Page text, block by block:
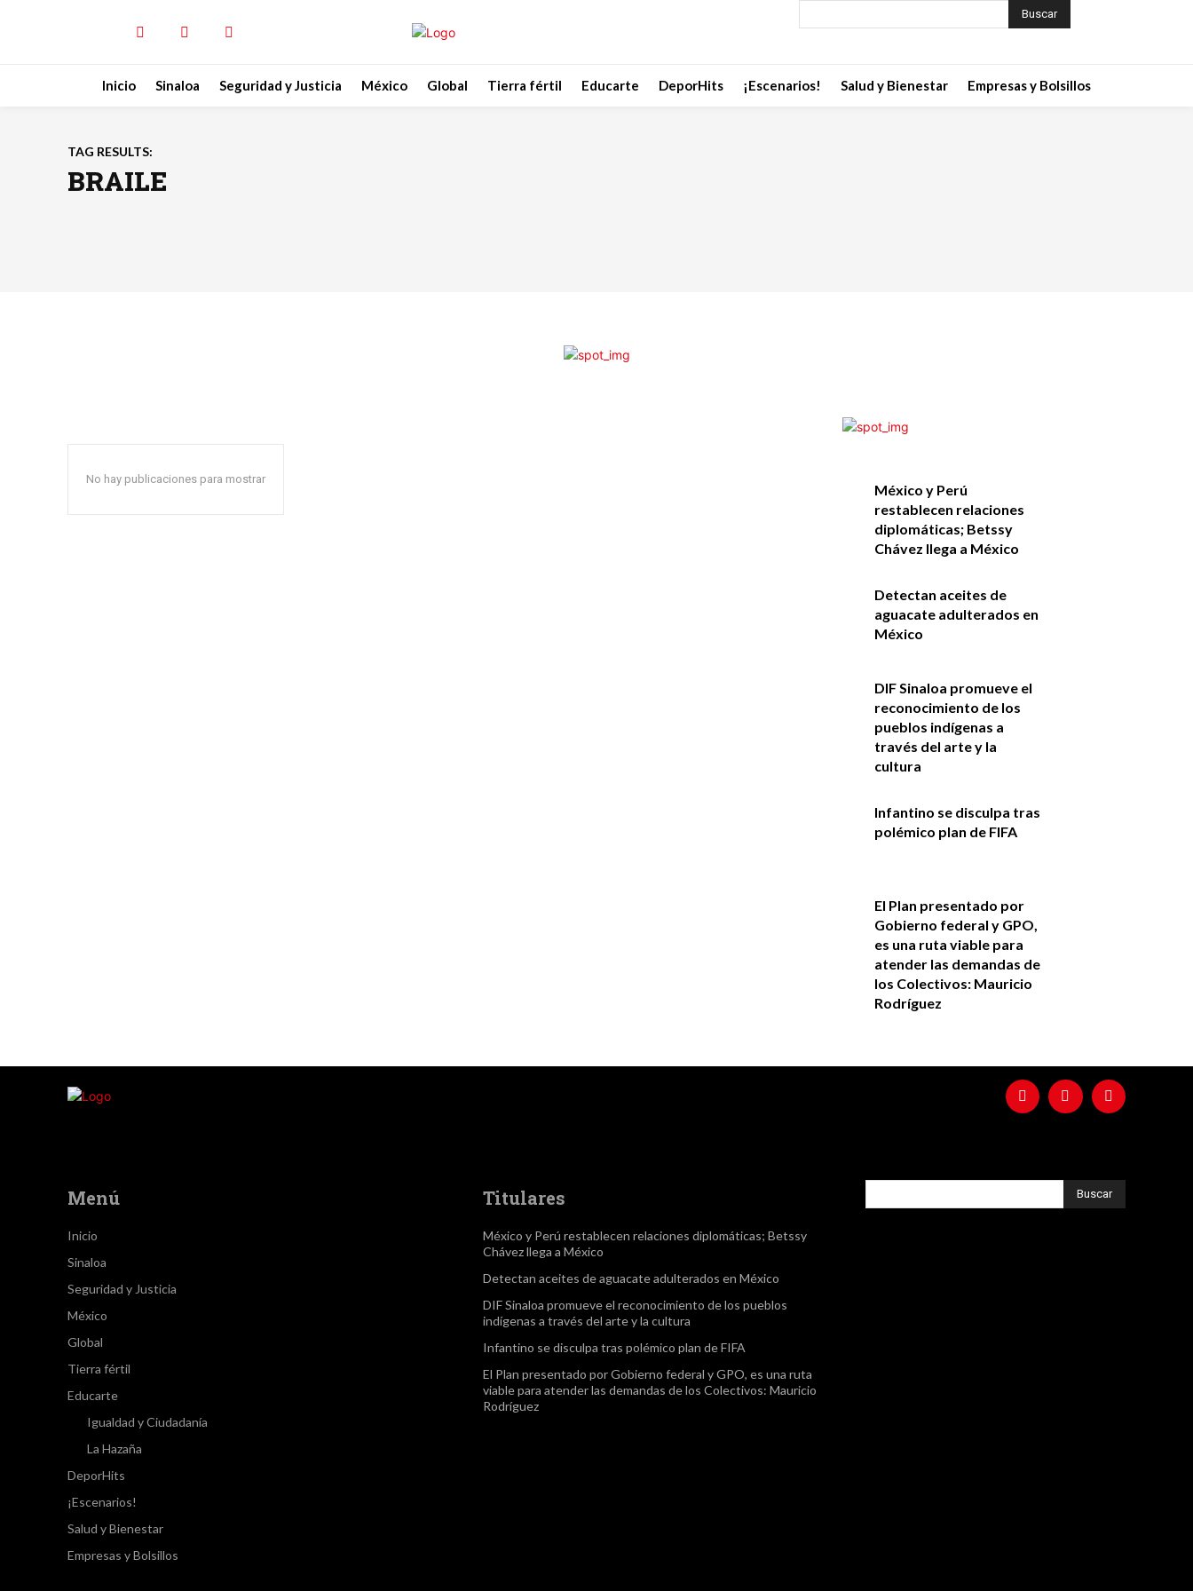
Buscar
Inicio Sinaloa Seguridad y Justicia México Global Tierra fértil Educarte DeporHits ¡Escenarios! Salud y Bienestar Empresas y Bolsillos
TAG RESULTS:
BRAILE
No hay publicaciones para mostrar
México y Perú
restablecen relaciones
diplomáticas; Betssy
Chávez llega a México
Detectan aceites de
aguacate adulterados en
México
DIF Sinaloa promueve el
reconocimiento de los
pueblos indígenas a
través del arte y la
cultura
Infantino se disculpa tras
polémico plan de FIFA
El Plan presentado por
Gobierno federal y GPO,
es una ruta viable para
atender las demandas de
los Colectivos: Mauricio
Rodríguez
Menú
Inicio
Sinaloa
Seguridad y Justicia
México
Global
Tierra fértil
Educarte
Igualdad y Ciudadanía
La Hazaña
DeporHits
¡Escenarios!
Salud y Bienestar
Empresas y Bolsillos
Titulares
México y Perú restablecen relaciones diplomáticas; Betssy
Chávez llega a México
Detectan aceites de aguacate adulterados en México
DIF Sinaloa promueve el reconocimiento de los pueblos
indígenas a través del arte y la cultura
Infantino se disculpa tras polémico plan de FIFA
El Plan presentado por Gobierno federal y GPO, es una ruta
viable para atender las demandas de los Colectivos: Mauricio
Rodríguez
Buscar